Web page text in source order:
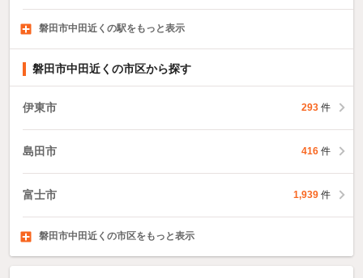
敷地駅15件
御厨駅1,094件
上野部駅19件
磐田市中田近くの駅をもっと表示
磐田市中田近くの市区から探す
伊東市 293 件
島田市 416 件
富士市 1,939 件
焼津市1,183件
掛川市1,509件
藤枝市1,110件
磐田市中田近くの市区をもっと表示